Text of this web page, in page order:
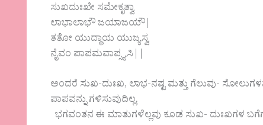
ಸುಖದುಃಖೇ ಸಮೇಕೃತ್ವಾ
ಲಾಭಾಲಾಭೌ ಜಯಾಜಯೌ|
ತತೋ ಯುದ್ಧಾಯ ಯುಜ್ಯಸ್ವ
ನೈವಂ ಪಾಪಮವಾಪ್ಸ್ಯಸಿ||
ಅಂದರೆ ಸುಖ-ದುಃಖ, ಲಾಭ-ನಷ್ಟ ಮತ್ತು ಗೆಲುವು-
ಪಾಪವನ್ನು ಗಳಿಸುವುದಿಲ್ಲ.
ಭಗವಂತನ ಈ ಮಾತುಗಳೆಲ್ಲವು ಕೂಡ ಸುಖ- ದುಃಖಗಳ